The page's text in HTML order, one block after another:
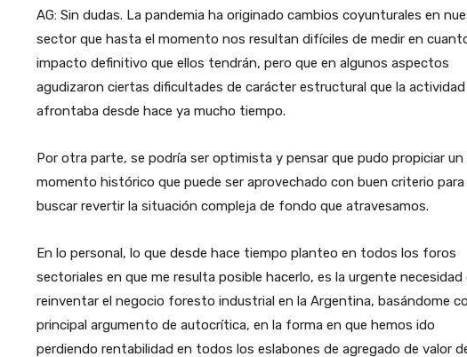
AG: Sin dudas. La pandemia ha originado cambios coyunturales en
sector que hasta el momento nos resultan difíciles de medir en
impacto definitivo que ellos tendrán, pero que en algunos aspectos
agudizaron ciertas dificultades de carácter estructural que la actividad
afrontaba desde hace ya mucho tiempo.
Por otra parte, se podría ser optimista y pensar que pudo propiciar un
momento histórico que puede ser aprovechado con buen criterio para
buscar revertir la situación compleja de fondo que atravesamos.
En lo personal, lo que desde hace tiempo planteo en todos los foros
sectoriales en que me resulta posible hacerlo, es la urgente necesidad
reinventar el negocio foresto industrial en la Argentina, basándome
principal argumento de autocrítica, en la forma en que hemos ido
perdiendo rentabilidad en todos los eslabones de agregado de valor